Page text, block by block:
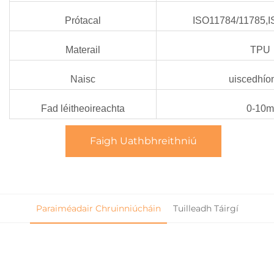
Prótacal ISO11784/
Materail TPU
Naisc
Fad léitheoireachta 0-10m
Faigh Uathbhreithniú
Paraiméadair Chruinniúcháin Tuilleadh Táirgí